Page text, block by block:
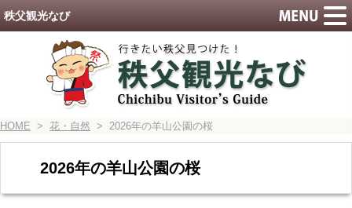
HOME > 花・自然 > 2026年の羊山公園の桜
2026年の羊山公園の桜
秩父観光なび